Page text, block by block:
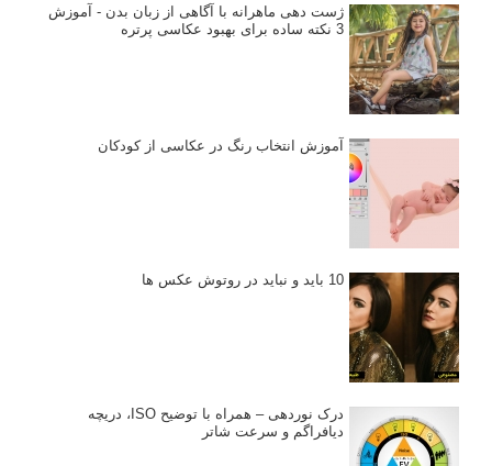
ژست دهی ماهرانه با آگاهی از زبان بدن - آموزش
3 نکته ساده برای بهبود عکاسی پرتره
آموزش انتخاب رنگ در عکاسی از کودکان
10 باید و نباید در روتوش عکس ها
درک نوردهی – همراه با توضیح ISO، دریچه
دیافراگم و سرعت شاتر